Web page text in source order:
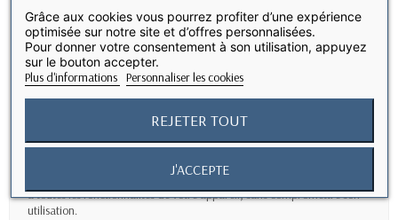
expérience de charge sans effort, compatible avec les chargeurs
MagSafe et certifiés Qi.
Design Élégant et Transparent
valeur son design raffiné sans masquer son allure.
Accessibilité Intégrale
La coque offre une protection à 360° tout en permettant un accès total
à toutes les fonctionnalités de votre appareil, sans compromettre son
utilisation.
Grâce aux cookies vous pourrez profiter d’une expérience
optimisée sur notre site et d’offres personnalisées.
Pour donner votre consentement à son utilisation, appuyez
sur le bouton accepter.
Plus d'informations Personnaliser les cookies
REJETER TOUT
J'ACCEPTE